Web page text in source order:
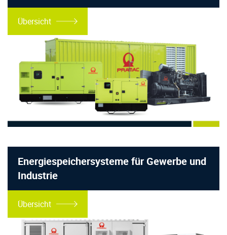
Übersicht
Energiespeichersysteme für Gewerbe und
Industrie
Übersicht